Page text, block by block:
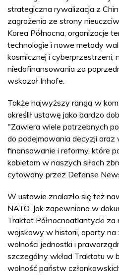
strategiczna rywalizacja z
zagrożenia ze strony
Korea Północna, organizacje
technologie i nowe metody
kosmicznej i cyberprzestrzeni,
niedofinansowania za
wskazał Inhofe.
Także najwyższy rangą w
określił ustawę jako bardzo
"Zawiera wiele potrzebnych
do podejmowania decyzji
finansowanie i reformy, które
kobietom w naszych siłach
cytowany przez Defense
W ustawie znalazło się też
NATO. Jak zapewniono w
Traktat Północnoatlantycki za
wojskowy w historii, oparty na
wolności jednostki i
szczególny wkład Traktatu w
wolność państw